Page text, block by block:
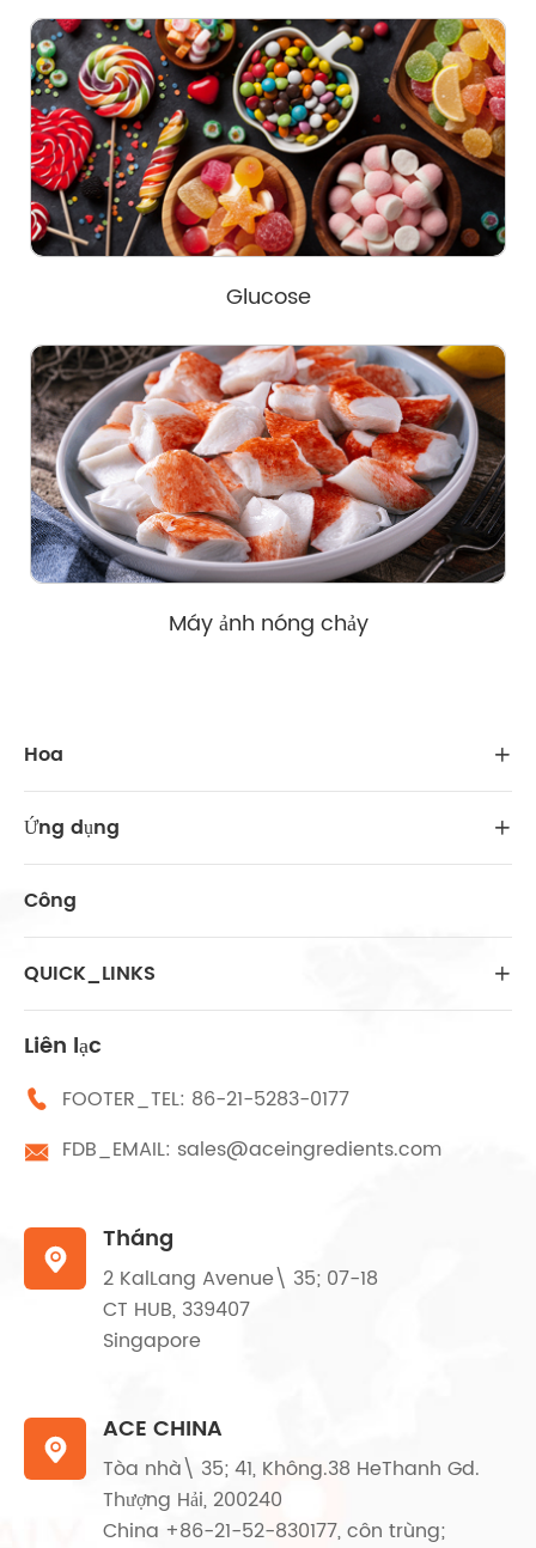
Glucose
Máy ảnh nóng chảy
Hoa 
Ứng dụng 
Công
QUICK_LINKS 
Liên lạc
 FOOTER_TEL: 86-21-5283-0177
 FDB_EMAIL: sales@aceingredients.com

Tháng
2 KalLang Avenue\ 35; 07-18
CT HUB, 339407
Singapore

ACE CHINA
Tòa nhà\ 35; 41, Không.38 HeThanh Gd.
Thượng Hải, 200240
China +86-21-52-830177, côn trùng;